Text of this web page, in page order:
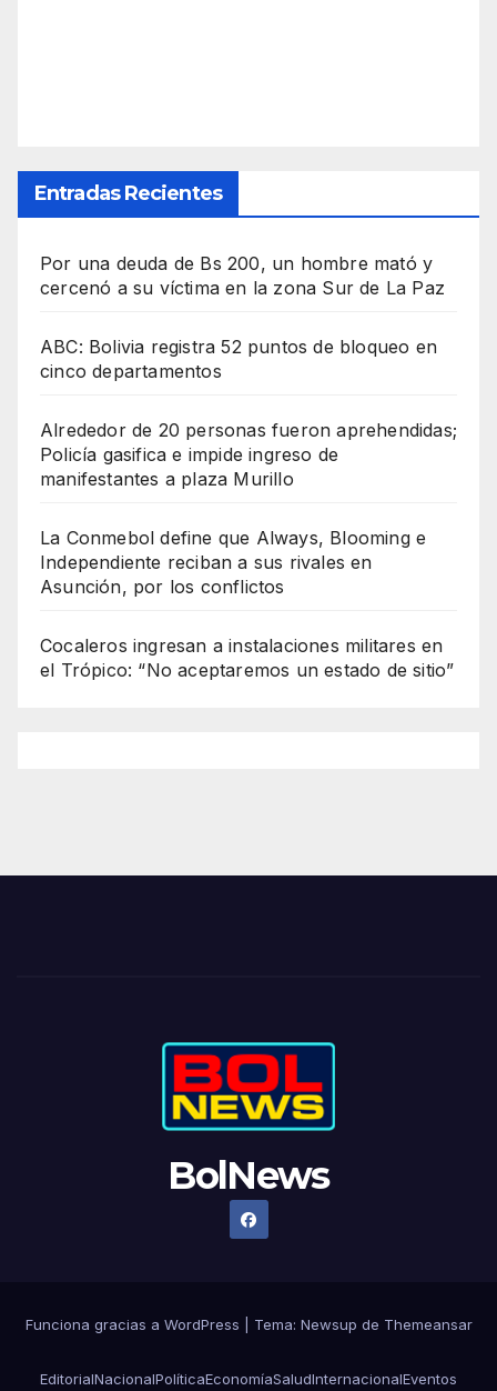
Entradas Recientes
Por una deuda de Bs 200, un hombre mató y
cercenó a su víctima en la zona Sur de La Paz
ABC: Bolivia registra 52 puntos de bloqueo en
cinco departamentos
Alrededor de 20 personas fueron aprehendidas;
Policía gasifica e impide ingreso de
manifestantes a plaza Murillo
La Conmebol define que Always, Blooming e
Independiente reciban a sus rivales en
Asunción, por los conflictos
Cocaleros ingresan a instalaciones militares en
el Trópico: “No aceptaremos un estado de sitio”
BolNews
Funciona gracias a WordPress Tema: Newsup de Themeansar
EditorialNacionalPolíticaEconomíaSaludInternacionalEventos